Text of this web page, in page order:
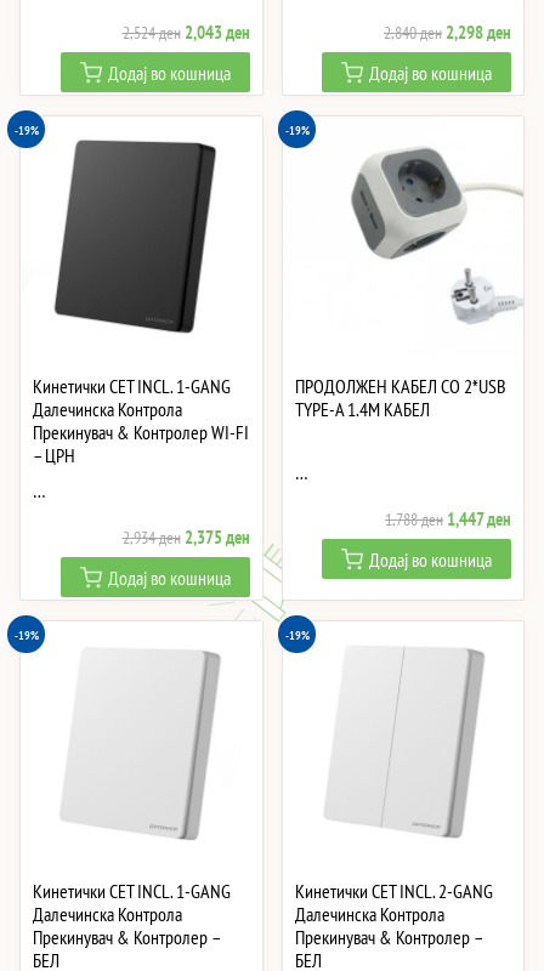
2,524ден Original
price
was:
2,524 ден.
2,043денCurrent
price
is:
2,043 ден.
Додај во кошница
2,840ден Original
price
was:
2,840 ден.
2,298ден
price
is:
Додај во кошница
-19%
Кинетички СЕТ INCL. 1-GANG
Далечинска Контрола
Прекинувач & Контролер WI-FI
– ЦРН
…
2,934ден Original
price
was:
2,934 ден.
2,375денCurrent
price
is:
2,375 ден.
Додај во кошница
-19%
ПРОДОЛЖЕН КАБЕЛ СО 2*USB
TYPE-A 1.4M КАБЕЛ
…
1,788ден Original
price
was:
1,788 ден.
1,447ден
price
is:
Додај во кошница
-19%
Кинетички СЕТ INCL. 1-GANG
Далечинска Контрола
Прекинувач & Контролер –
БЕЛ
-19%
Кинетички СЕТ INCL. 2-GANG
Далечинска Контрола
Прекинувач & Контролер –
БЕЛ